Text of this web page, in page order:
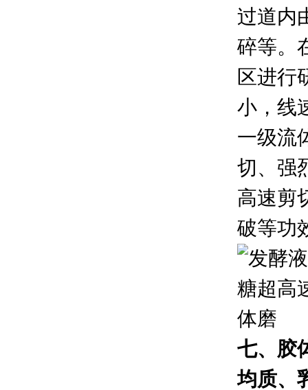
过道内
碎等。
区进行
小，线
一级流
切、强
高速剪
破等功
七、胶
均质、